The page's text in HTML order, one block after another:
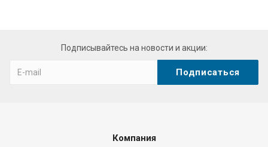
Подписывайтесь на новости и акции:
Компания